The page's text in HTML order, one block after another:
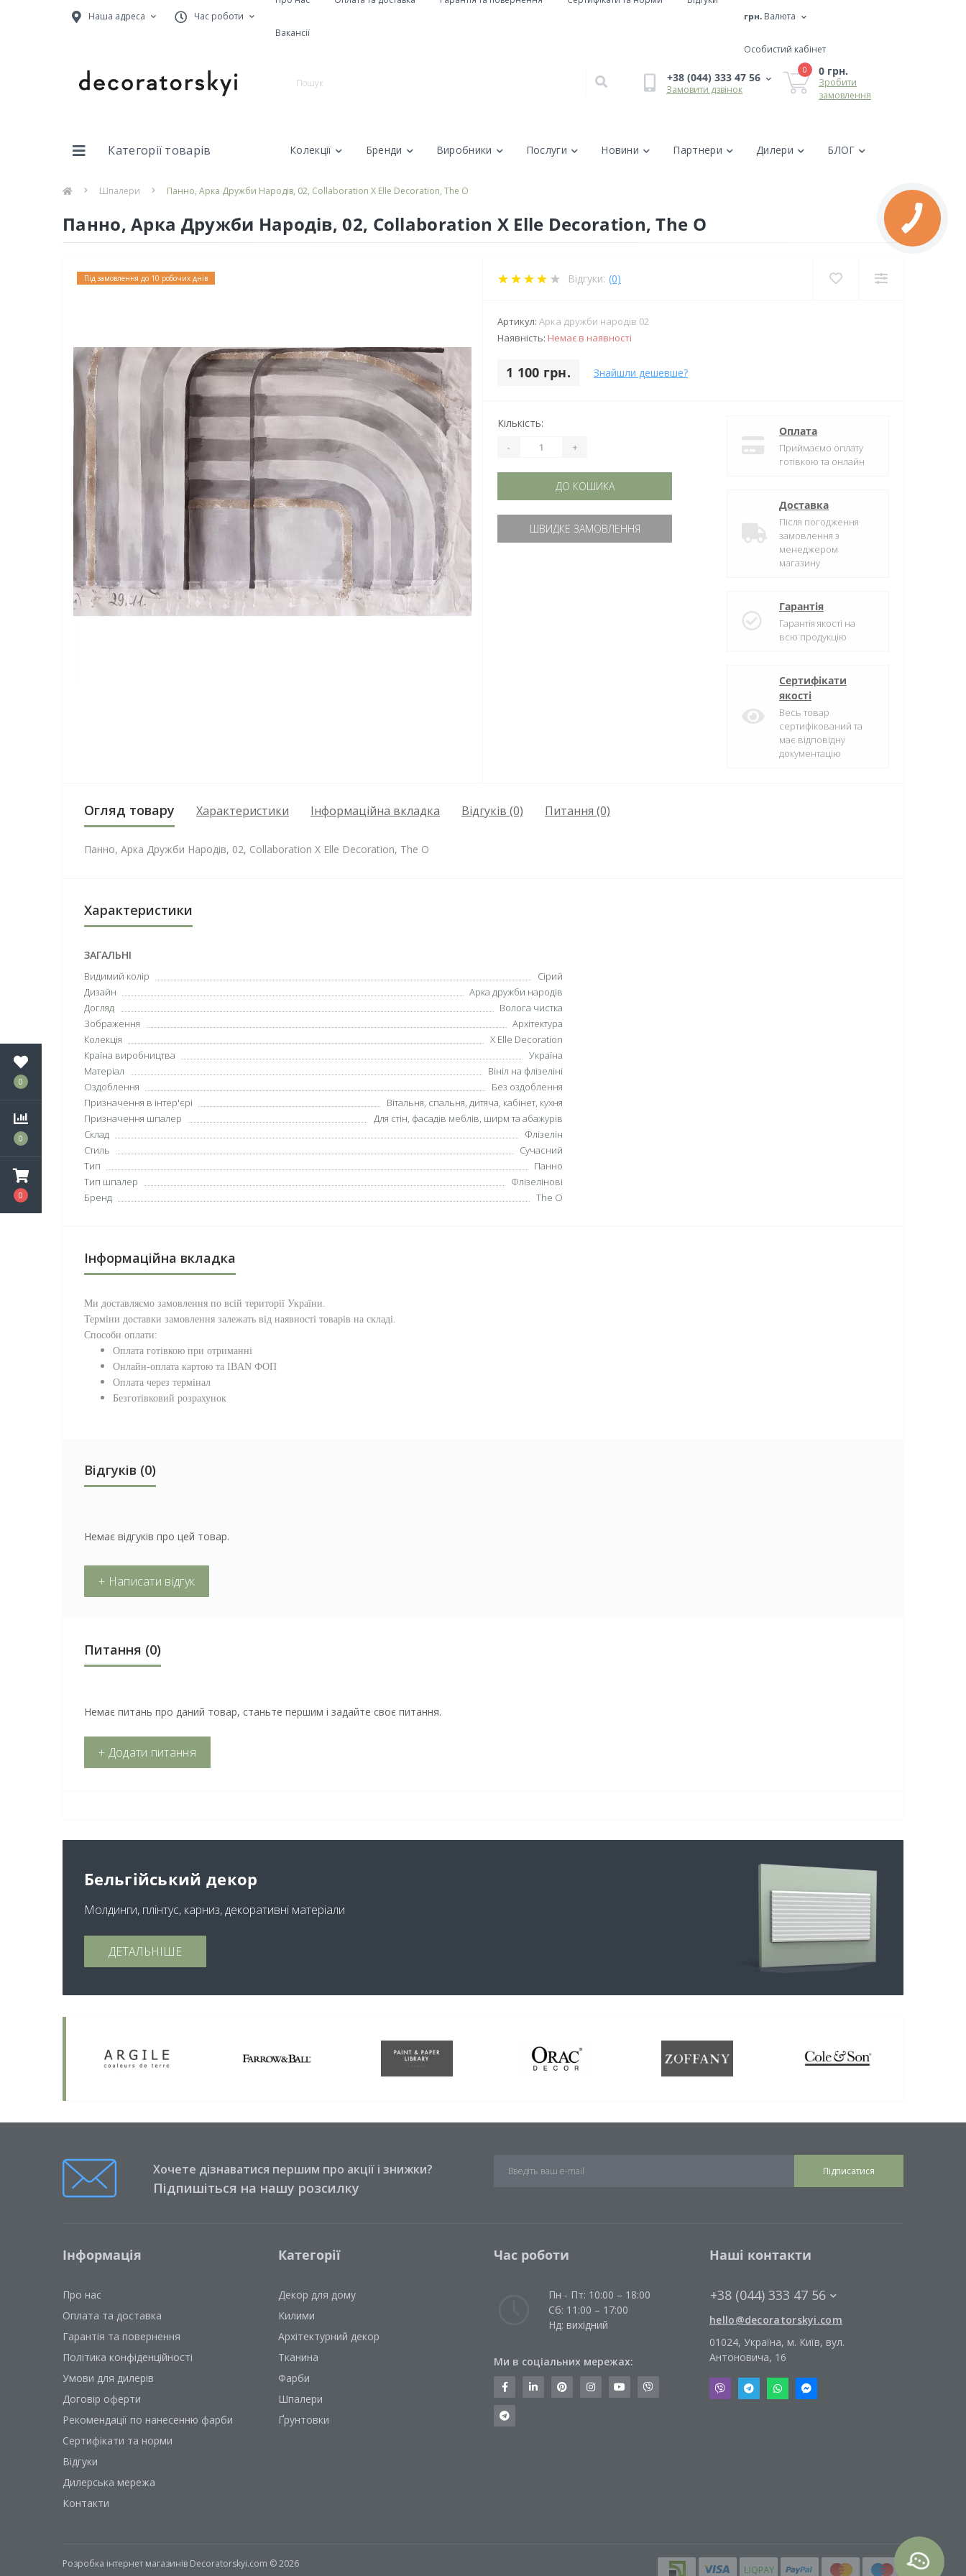
0
0
0
Наша адреса Час роботи
Вакансії
грн. Валюта
Особистий кабінет
+38 (044) 333 47 56
Замовити дзвінок
0 0 грн.
Зробити
замовлення
Категорії товарів Колекції Бренди Виробники Послуги Новини Партнери Дилери БЛОГ
Шпалери Панно, Арка Дружби Народів, 02, Collaboration X Elle Decoration, The O
Панно, Арка Дружби Народів, 02, Collaboration X Elle Decoration, The O
Під замовлення до 10 робочих днів Відгуки: (0)
Артикул: Арка дружби народів 02
Наявність: Немає в наявності
1 100 грн. Знайшли дешевше?
Кількість:
- +
ДО КОШИКА
ШВИДКЕ ЗАМОВЛЕННЯ
Оплата
Приймаємо оплату
готівкою та онлайн
Доставка
Після погодження
замовлення з
менеджером
магазину
Гарантія
Гарантія якості на
всю продукцію
Сертифікати
якості
Весь товар
сертифікований та
має відповідну
документацію
Огляд товару Характеристики Інформаційна вкладка Відгуків (0) Питання (0)
Панно, Арка Дружби Народів, 02, Collaboration X Elle Decoration, The O
Характеристики
ЗАГАЛЬНІ
Видимий колір
Сірий
Дизайн
Арка дружби народів
Догляд
Волога чистка
Зображення
Архітектура
Колекція
X Elle Decoration
Країна виробництва
Україна
Матеріал
Вініл на флізеліні
Оздоблення
Без оздоблення
Призначення в інтер'єрі
Вітальня, спальня, дитяча, кабінет, кухня
Призначення шпалер
Для стін, фасадів меблів, ширм та абажурів
Склад
Флізелін
Стиль
Сучасний
Тип
Панно
Тип шпалер
Флізелінові
Бренд
The O
Інформаційна вкладка
Ми доставляємо замовлення по всій території України.
Терміни доставки замовлення залежать від наявності товарів на складі.
Способи оплати:
Оплата готівкою при отриманні
Онлайн-оплата картою та IBAN ФОП
Оплата через термінал
Безготівковий розрахунок
Відгуків (0)
Немає відгуків про цей товар.
+ Написати відгук
Питання (0)
Немає питань про даний товар, станьте першим і задайте своє питання.
+ Додати питання
Бельгійський декор
Молдинги, плінтус, карниз, декоративні матеріали
ДЕТАЛЬНІШЕ
Хочете дізнаватися першим про акції і знижки?
Підпишіться на нашу розсилку
Підписатися
Інформація
Про нас
Оплата та доставка
Гарантія та повернення
Політика конфіденційності
Умови для дилерів
Договір оферти
Рекомендації по нанесенню фарби
Сертифікати та норми
Відгуки
Дилерська мережа
Контакти
Категорії
Декор для дому
Килими
Архітектурний декор
Тканина
Фарби
Шпалери
Ґрунтовки
Час роботи
Пн - Пт: 10:00 – 18:00
Сб: 11:00 – 17:00
Нд: вихідний
Ми в соціальних мережах:
Наші контакти
+38 (044) 333 47 56
hello@decoratorskyi.com
01024, Україна, м. Київ, вул.
Антоновича, 16
Розробка інтернет магазинів Decoratorskyi.com © 2026